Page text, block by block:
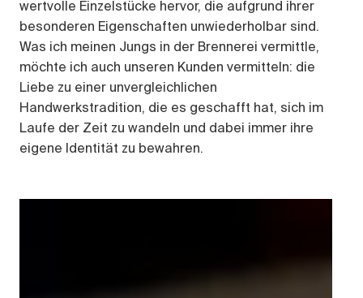
wertvolle Einzelstücke hervor, die aufgrund ihrer
besonderen Eigenschaften unwiederholbar sind.
Was ich meinen Jungs in der Brennerei vermittle,
möchte ich auch unseren Kunden vermitteln: die
Liebe zu einer unvergleichlichen
Handwerkstradition, die es geschafft hat, sich im
Laufe der Zeit zu wandeln und dabei immer ihre
eigene Identität zu bewahren.